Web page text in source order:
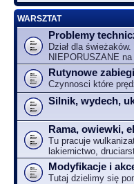
WARSZTAT
Problemy
Dział dla
NIEPORUSZANE na
Rutynowe zabiegi
Czynnosci które
Silnik, wydech,
Rama, owiewki,
Tu pracuje
lakiernictwo,
Modyfikacje i
Tutaj dzielimy się